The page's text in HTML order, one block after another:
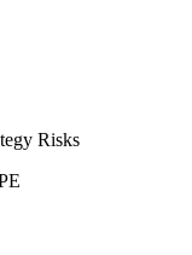
Risks